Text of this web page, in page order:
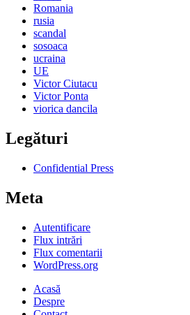
Romania
rusia
scandal
sosoaca
ucraina
UE
Victor Ciutacu
Victor Ponta
viorica dancila
Legături
Confidential Press
Meta
Autentificare
Flux intrări
Flux comentarii
WordPress.org
Acasă
Despre